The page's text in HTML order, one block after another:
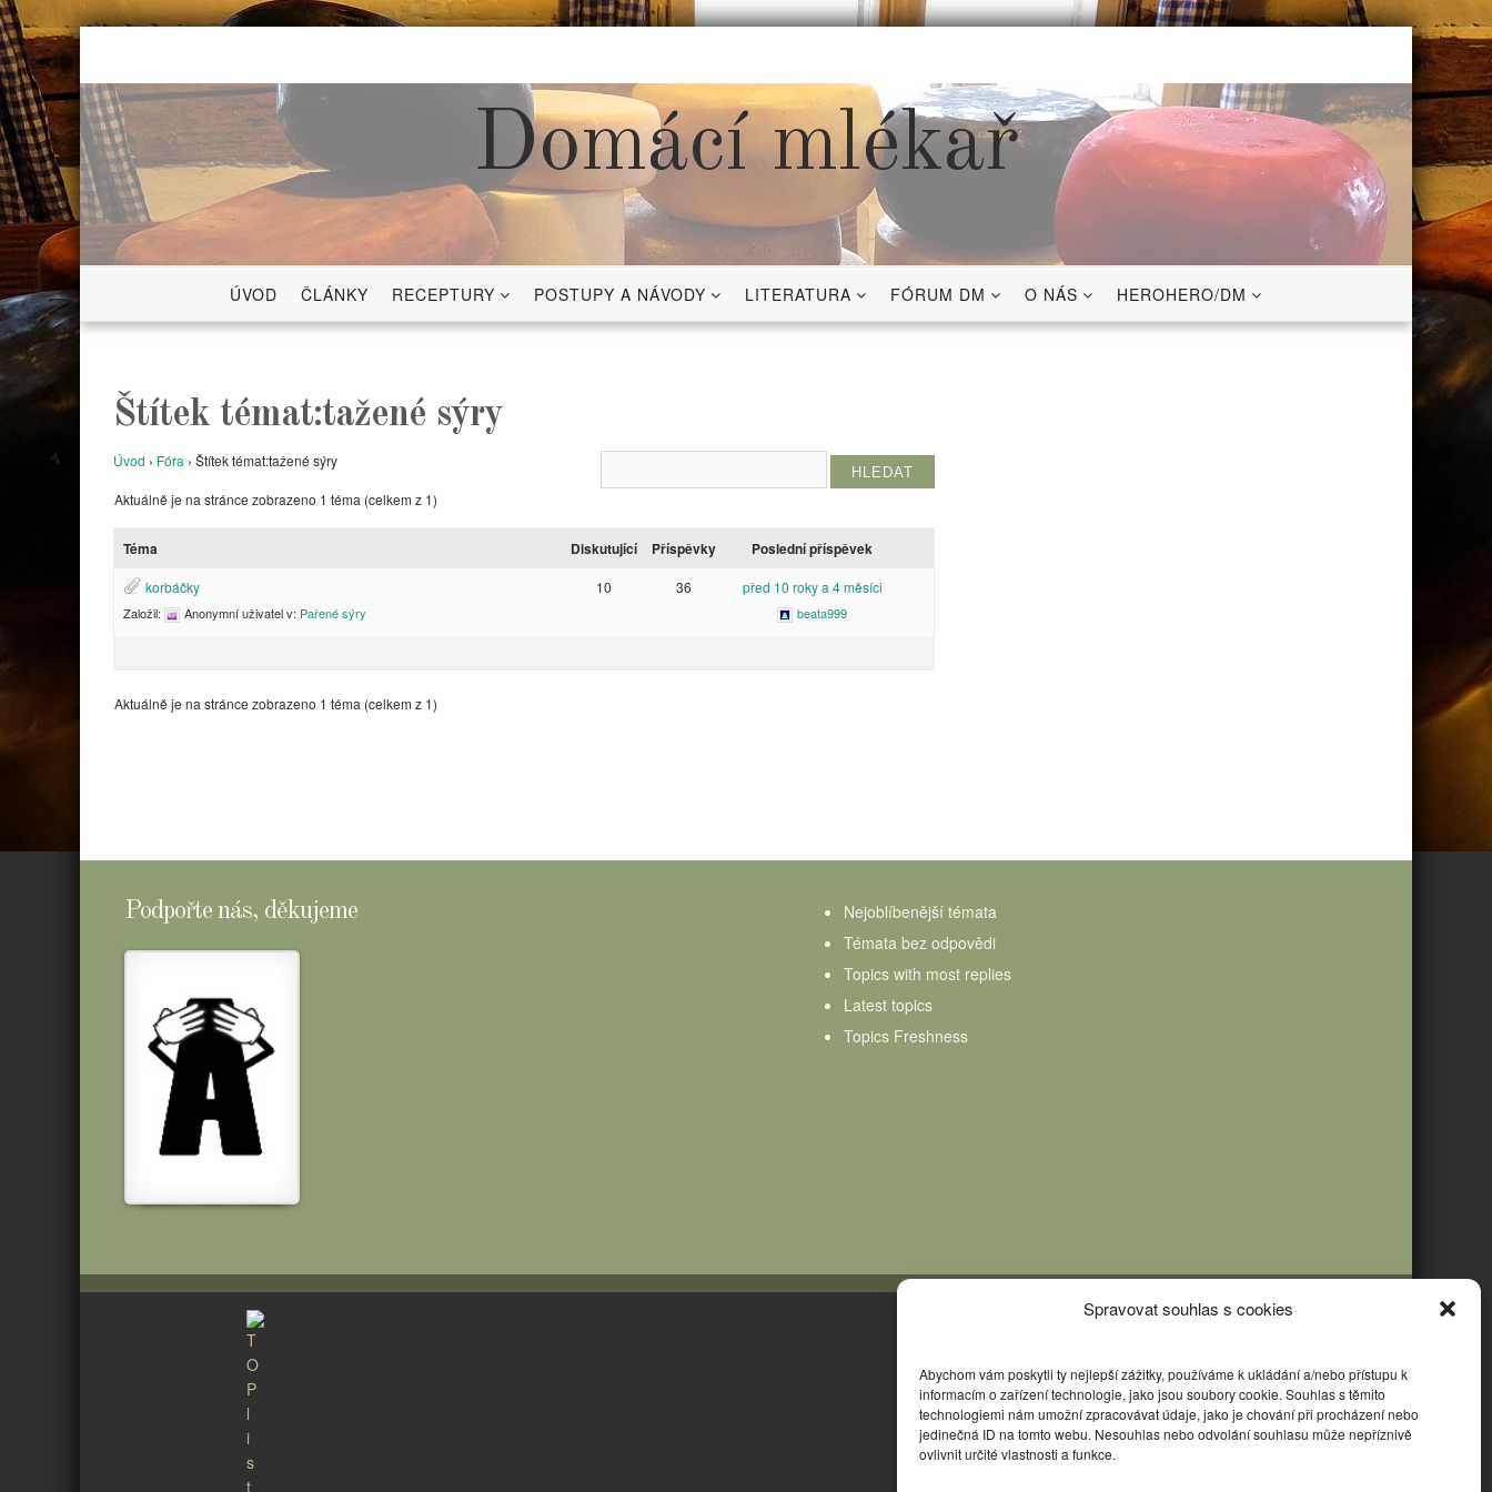
Spravovat souhlas s cookies
Abychom vám poskytli ty nejlepší zážitky, používáme k ukládání a/nebo přístupu k
informacím o zařízení technologie, jako jsou soubory cookie. Souhlas s těmito
technologiemi nám umožní zpracovávat údaje, jako je chování při procházení nebo
jedinečná ID na tomto webu. Nesouhlas nebo odvolání souhlasu může nepříznivě
ovlivnit určité vlastnosti a funkce.
Skip
content
Domácí mlékař
ÚVOD ČLÁNKY RECEPTURY POSTUPY A NÁVODY LITERATURA FÓRUM DM O NÁS HEROHERO/DM
Štítek témat:tažené sýry
Úvod › Fóra › Štítek témat:tažené sýry
Aktuálně je na stránce zobrazeno 1 téma (celkem z 1)
Téma Diskutující Příspěvky Poslední příspěvek
korbáčky
Založil: Anonymní uživatelv: Pařené sýry
10 36 před 10 roky a 4 měsíci
beata999
Aktuálně je na stránce zobrazeno 1 téma (celkem z 1)
Podpořte nás, děkujeme
Nejoblíbenější témata
Témata bez odpovědi
Topics with most replies
Latest topics
Topics Freshness